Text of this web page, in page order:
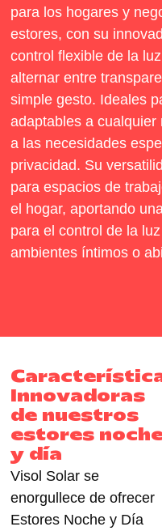
para los hogares y
estores, con su
control flexible de la
alternar entre
simple gesto. Ideales
adaptables a
a las necesidades
privacidad. Su
para espacios de
el hogar, aportando
para el control de la
ambientes íntimos o
Innovadoras
de nuestros
estores
y día
Visol Solar se
enorgullece de ofrecer
Estores Noche y Día